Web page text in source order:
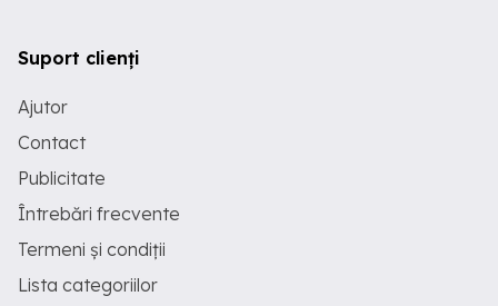
Suport clienți
Ajutor
Contact
Publicitate
Întrebări frecvente
Termeni și condiții
Lista categoriilor